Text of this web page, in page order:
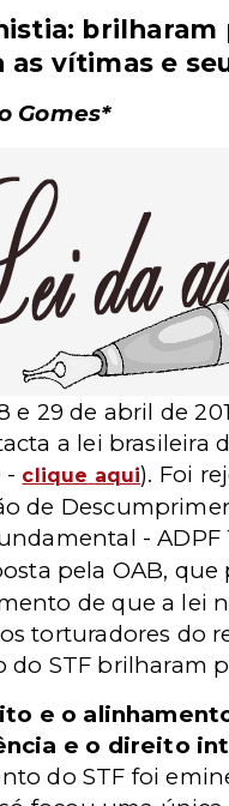
brilharam
as vítimas e
Gomes*
e 29 de abril de
a lei brasileira
- clique aqui). Foi
de
- ADPF
pela OAB, que
de que a lei
torturadores do
do STF brilharam
e o
e o direito
do STF foi